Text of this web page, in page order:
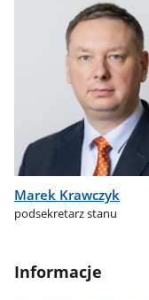
Marek Krawczyk
podsekretarz stanu
Informacje